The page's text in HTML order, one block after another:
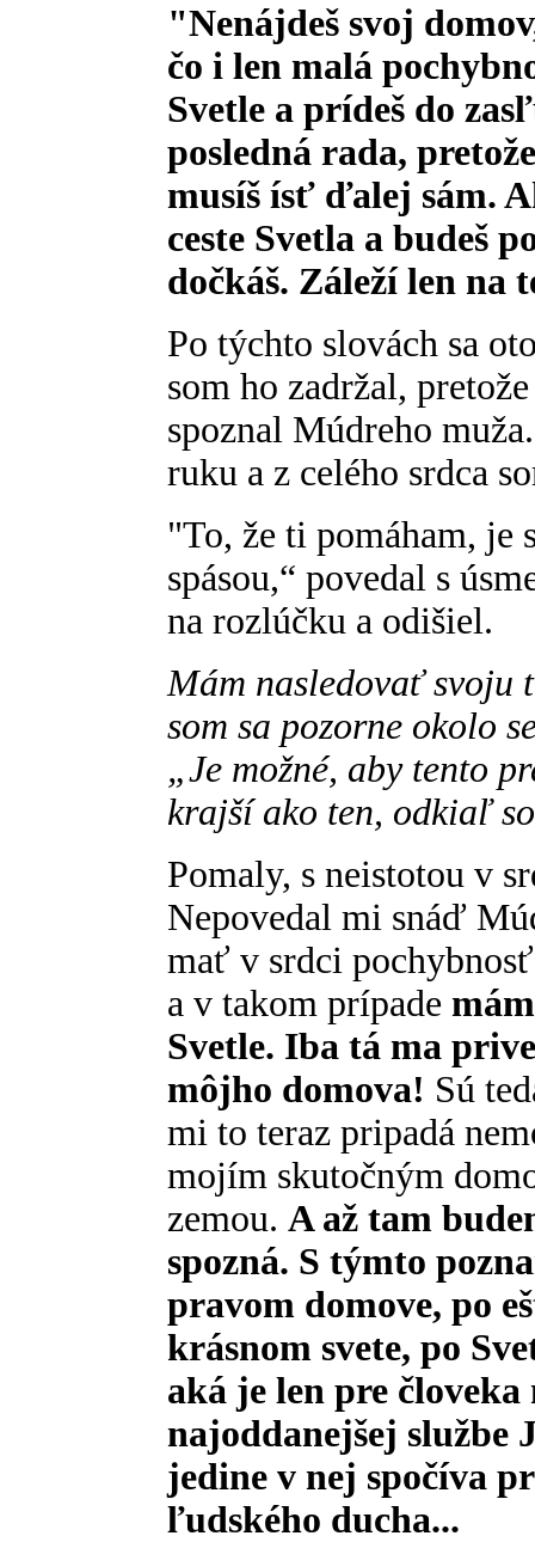
"Nenájdeš svoj
čo i len malá
Svetle a prídeš do
posledná rada,
musíš ísť ďalej sám.
ceste Svetla a budeš
dočkáš. Záleží len na
Po týchto slovách sa
som ho zadržal,
spoznal Múdreho
ruku a z celého srdca
"To, že ti pomáham, je
spásou,“ povedal s
na rozlúčku a odišiel.
Mám nasledovať svoju
som sa pozorne okolo
„Je možné, aby tento
krajší ako ten, odkiaľ
Pomaly, s neistotou v
Nepovedal mi snáď
mať v srdci
a v takom prípade
Svetle. Iba tá ma
môjho domova! Sú
mi to teraz pripadá
mojím skutočným
zemou. A až tam
spozná. S týmto
pravom domove, po
krásnom svete, po
aká je len pre človeka
najoddanejšej službe
jedine v nej spočíva
ľudského ducha...